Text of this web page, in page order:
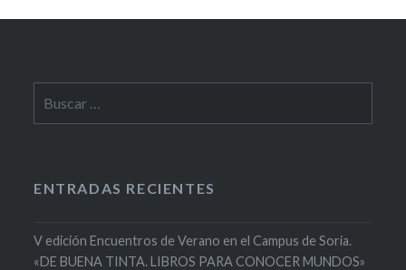
ENTRADAS RECIENTES
V edición Encuentros de Verano en el Campus de Soria.
«DE BUENA TINTA. LIBROS PARA CONOCER MUNDOS»